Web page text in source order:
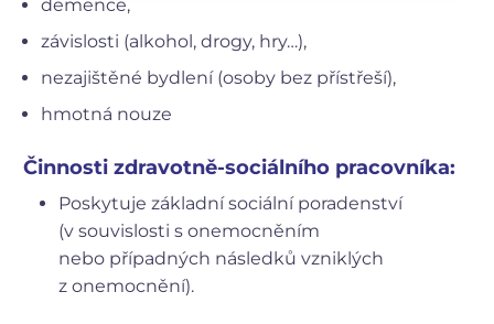
demence,
závislosti (alkohol, drogy, hry…),
nezajištěné bydlení (osoby bez přístřeší),
hmotná nouze
Činnosti zdravotně-sociálního pracovníka:
Poskytuje základní sociální poradenství
(v souvislosti s onemocněním
nebo případných následků vzniklých
z onemocnění).